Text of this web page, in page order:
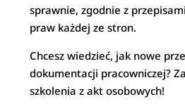
sprawnie, zgodnie z
praw każdej ze stron.
Chcesz wiedzieć, jak nowe
dokumentacji pracowniczej?
szkolenia z akt osobowych!